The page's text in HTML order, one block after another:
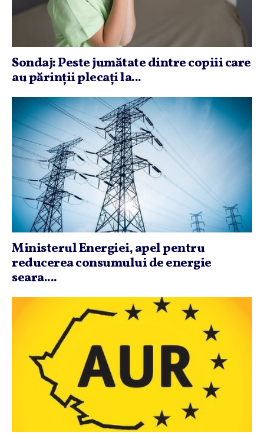
Sondaj: Peste jumătate dintre copiii care
au părinţii plecaţi la...
Ministerul Energiei, apel pentru
reducerea consumului de energie
seara....